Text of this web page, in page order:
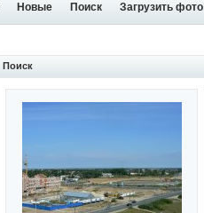
Новые Поиск Загрузить фото
Поиск